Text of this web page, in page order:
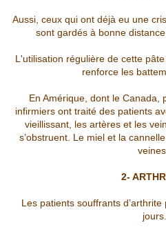
Aussi, ceux qui ont déjà eu une
sont gardés à bonne
L'utilisation régulière de cette
renforce les
En Amérique, dont le Canada,
infirmiers ont traité des patients
vieillissant, les artères et les
s’obstruent. Le miel et la
veines.
2-
Les patients souffrants
jours.